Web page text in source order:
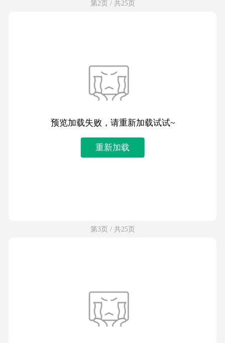
第2页 / 共25页
预览加载失败，请重新加载试试~
重新加载
第3页 / 共25页